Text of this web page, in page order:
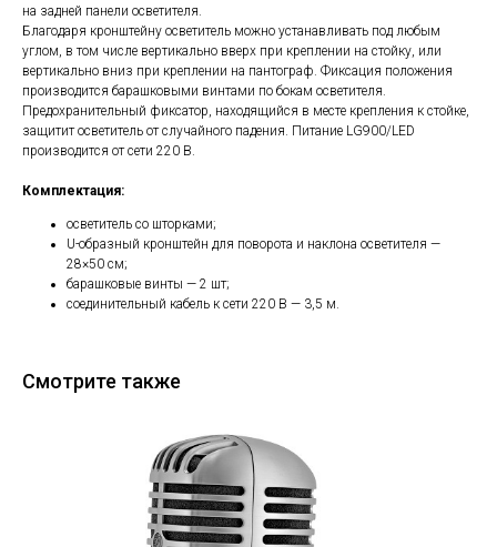
на задней панели осветителя.
Благодаря кронштейну осветитель можно устанавливать под любым
углом, в том числе вертикально вверх при креплении на стойку, или
вертикально вниз при креплении на пантограф. Фиксация положения
производится барашковыми винтами по бокам осветителя.
Предохранительный фиксатор, находящийся в месте крепления к стойке,
защитит осветитель от случайного падения. Питание LG900/LED
производится от сети 220 В.
Комплектация:
осветитель со шторками;
U-образный кронштейн для поворота и наклона осветителя —
28×50 см;
барашковые винты — 2 шт;
соединительный кабель к сети 220 В — 3,5 м.
Смотрите также